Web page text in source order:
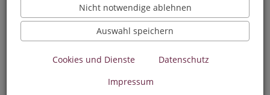
Nicht notwendige ablehnen
Auswahl speichern
Cookies und Dienste
Datenschutz
Impressum